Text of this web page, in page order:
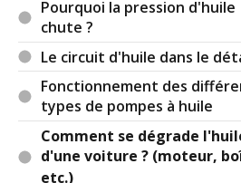
Par Arkane TOP
08 08:59:47) : Merci pour
d'information cigale. 😉
ParAdmin
(2024-02-15 15:08:12) : Quel
Cigale !
Allez on va voter un texte
fiches-auto obligatoire à
Pourquoi la pression d'huile
chute ?
Le circuit d'huile dans le
Fonctionnement des
types de pompes à huile
Comment se dégrade
d'une voiture ? (moteur,
etc.)